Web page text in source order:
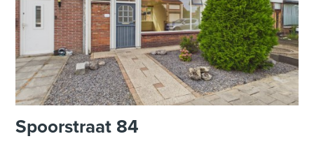
Spoorstraat 84